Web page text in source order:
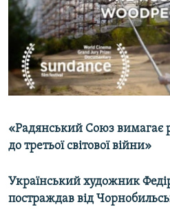
ДЕПОРТАЦІЯ
ВІДЕОУРОКИ «ELIFBE»
СВІДЧЕННЯ ОКУПАЦІЇ
УКРАЇНСЬКА ПРОБЛЕМА КРИМУ
ЯК ОБІЙТИ БЛОКУВАННЯ
Русский
Qırımtatar
Усі сайти RFE/RL
«Радянський Союз вимагає
до третьої світової війни»
Український художник
постраждав від